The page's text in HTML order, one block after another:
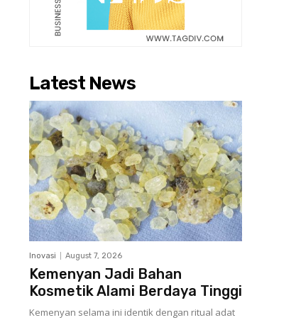
Latest News
Inovasi August 7, 2026
Kemenyan Jadi Bahan
Kosmetik Alami Berdaya Tinggi
Kemenyan selama ini identik dengan ritual adat